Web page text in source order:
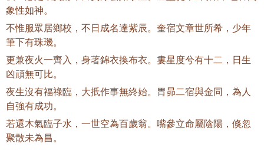
象性如神。
不惟服眾居鄉校，不日成名達紫辰。奎宿文章世所希，少年
筆下有珠璣。
更兼夜火一齊入，身著錦衣換布衣。婁星度兮有十二，日生
凶頑無可比。
夜生沒有福祿臨，大扺作事無終始。胃昴二宿與金同，為人
自強有成功。
若還木氣臨子水，一世空為百歲翁。嘴參立命屬陰陽，倏忽
聚散未為昌。